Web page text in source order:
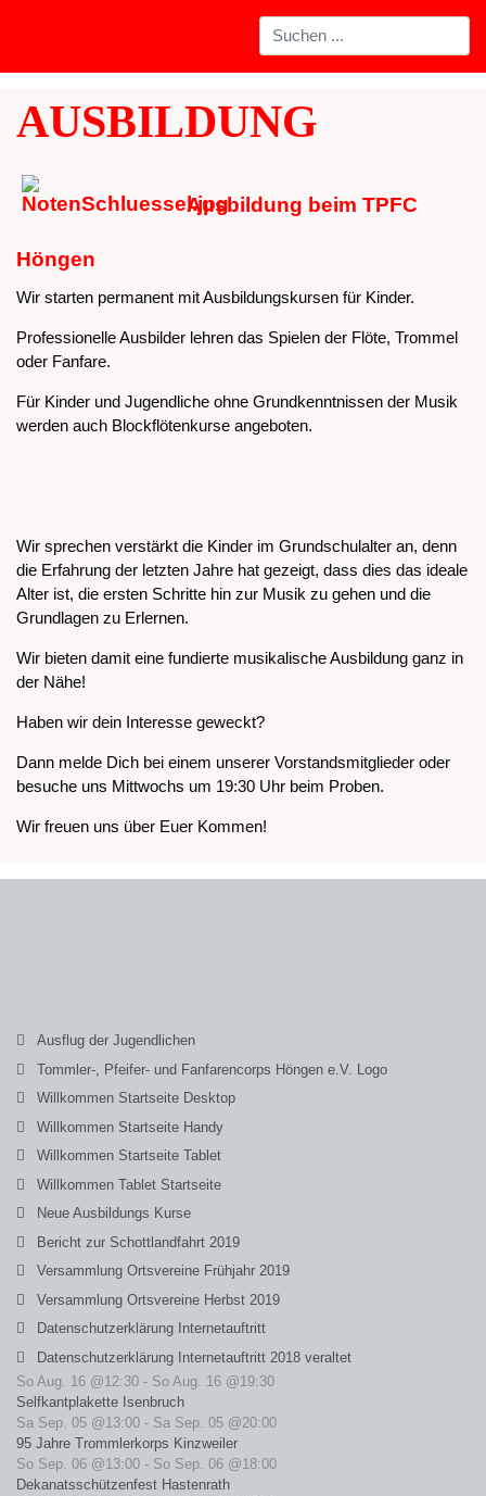
AUSBILDUNG
Ausbildung beim TPFC
Höngen
Wir starten permanent mit Ausbildungskursen für Kinder.
Professionelle Ausbilder lehren das Spielen der Flöte, Trommel
oder Fanfare.
Für Kinder und Jugendliche ohne Grundkenntnissen der Musik
werden auch Blockflötenkurse angeboten.
Wir sprechen verstärkt die Kinder im Grundschulalter an, denn
die Erfahrung der letzten Jahre hat gezeigt, dass dies das ideale
Alter ist, die ersten Schritte hin zur Musik zu gehen und die
Grundlagen zu Erlernen.
Wir bieten damit eine fundierte musikalische Ausbildung ganz in
der Nähe!
Haben wir dein Interesse geweckt?
Dann melde Dich bei einem unserer Vorstandsmitglieder oder
besuche uns Mittwochs um 19:30 Uhr beim Proben.
Wir freuen uns über Euer Kommen!
Ausflug der Jugendlichen
Tommler-, Pfeifer- und Fanfarencorps Höngen e.V. Logo
Willkommen Startseite Desktop
Willkommen Startseite Handy
Willkommen Startseite Tablet
Willkommen Tablet Startseite
Neue Ausbildungs Kurse
Bericht zur Schottlandfahrt 2019
Versammlung Ortsvereine Frühjahr 2019
Versammlung Ortsvereine Herbst 2019
Datenschutzerklärung Internetauftritt
Datenschutzerklärung Internetauftritt 2018 veraltet
So Aug. 16 @12:30 - So Aug. 16 @19:30
Selfkantplakette Isenbruch
Sa Sep. 05 @13:00 - Sa Sep. 05 @20:00
95 Jahre Trommlerkorps Kinzweiler
So Sep. 06 @13:00 - So Sep. 06 @18:00
Dekanatsschützenfest Hastenrath